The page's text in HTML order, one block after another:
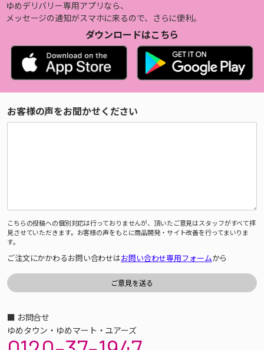
ゆめデリバリー専用アプリなら、
メッセージの通知がスマホに来るので、さらに便利。
ダウンロードはこちら
お客様の声をお聞かせください
こちらの投稿への個別対応は行っておりませんが、頂いたご意見はスタッフがすべて拝
見させていただきます。お客様の声をもとに商品開発・サイト改善を行ってまいりま
す。
ご注文にかかわるお問い合わせはお問い合わせ専用フォームから
■ お問合せ
ゆめタウン・ゆめマート・ユアーズ